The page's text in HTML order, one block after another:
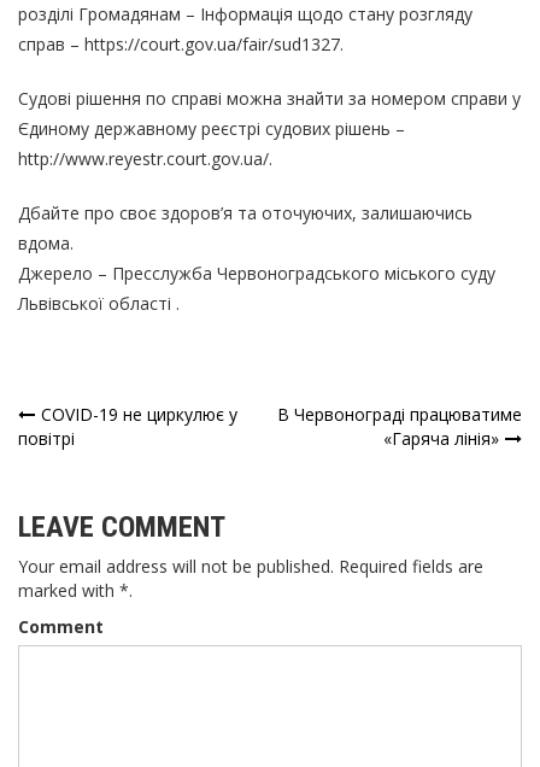
розділі Громадянам – Інформація щодо стану розгляду
справ – https://court.gov.ua/fair/sud1327.
Судові рішення по справі можна знайти за номером справи у
Єдиному державному реєстрі судових рішень –
http://www.reyestr.court.gov.ua/.
Дбайте про своє здоров’я та оточуючих, залишаючись
вдома.
Джерело – Пресслужба Червоноградського міського суду
Львівської області .
Навігація
COVID-19 не циркулює у
повітрі
В Червонограді працюватиме
«Гаряча лінія»
LEAVE COMMENT
Your email address will not be published. Required fields are
marked with *.
Comment